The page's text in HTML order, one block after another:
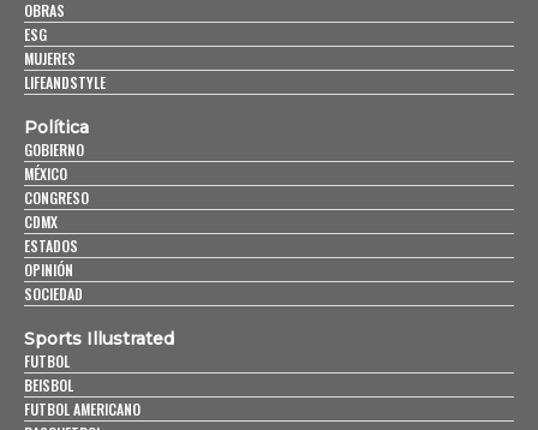
OBRAS
ESG
MUJERES
LIFEANDSTYLE
Política
GOBIERNO
MÉXICO
CONGRESO
CDMX
ESTADOS
OPINIÓN
SOCIEDAD
Sports Illustrated
FUTBOL
BEISBOL
FUTBOL AMERICANO